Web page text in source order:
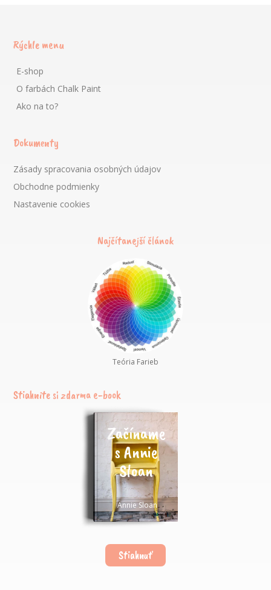
Rýchle menu
E-shop
O farbách Chalk Paint
Ako na to?
Dokumenty
Zásady spracovania osobných údajov
Obchodne podmienky
Nastavenie cookies
Najčítanejší článok
Teória Farieb
Stiahnite si zdarma e-book
Začíname
s Annie
Sloan
Annie Sloan
Stiahnuť